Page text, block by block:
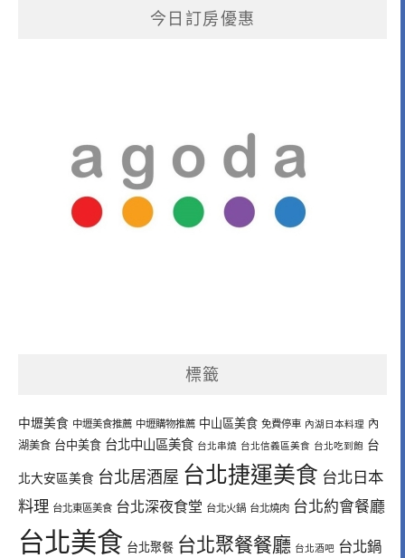
今日訂房優惠
標籤
中壢美食 中壢美食推薦 中壢購物推薦 中山區美食 免費停車 內湖日本料理 內
湖美食 台中美食 台北中山區美食 台北串燒 台北信義區美食 台北吃到飽 台
北大安區美食 台北居酒屋 台北捷運美食 台北日本
料理 台北東區美食 台北深夜食堂 台北火鍋 台北燒肉 台北約會餐廳
台北美食 台北聚餐 台北聚餐餐廳 台北酒吧 台北鍋